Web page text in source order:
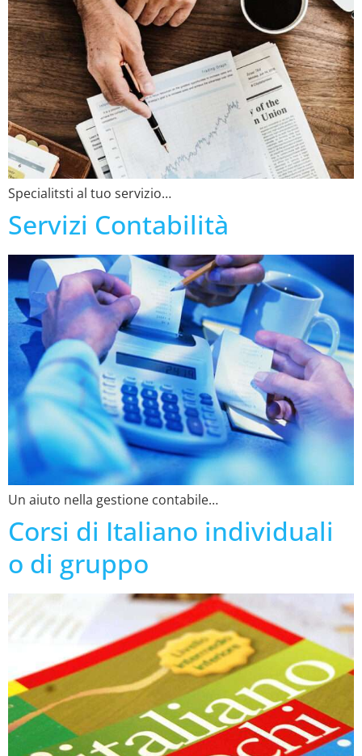
Specialitsti al tuo servizio…
Servizi Contabilità
Un aiuto nella gestione contabile…
Corsi di Italiano individuali
o di gruppo